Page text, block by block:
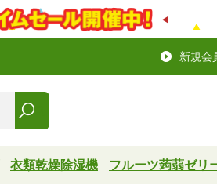
新規会
衣類乾燥除湿機 フルーツ蒟蒻ゼリ